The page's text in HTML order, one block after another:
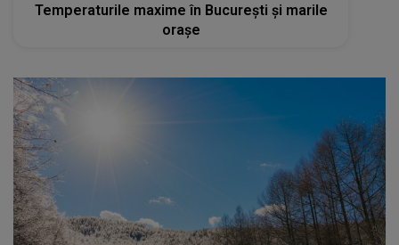
Temperaturile maxime în București și marile
orașe